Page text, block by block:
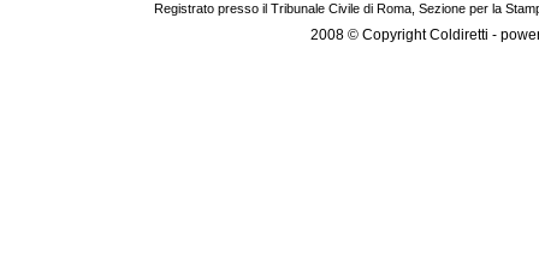
Registrato presso il Tribunale Civile di Roma, Sezione per la
2008 © Copyright Coldiretti -